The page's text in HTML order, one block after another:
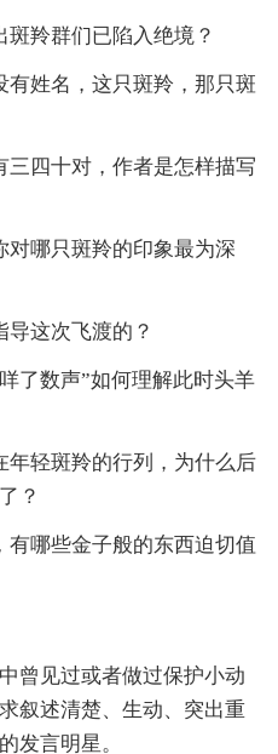
羚群们已陷入绝境？
姓名，这只斑羚，那只斑
四十对，作者是怎样描写
哪只斑羚的印象最为深
这次飞渡的？
数声”如何理解此时头羊
轻斑羚的行列，为什么后
？
哪些金子般的东西迫切值
见过或者做过保护小动
叙述清楚、生动、突出重
发言明星。